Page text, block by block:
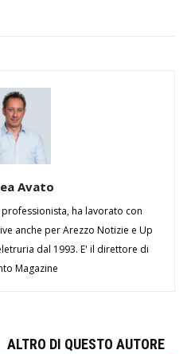
Avato
ha lavorato con
anche per Arezzo Notizie e Up
dal 1993. E' il direttore di
Magazine
ALTRO DI QUESTO AUTORE